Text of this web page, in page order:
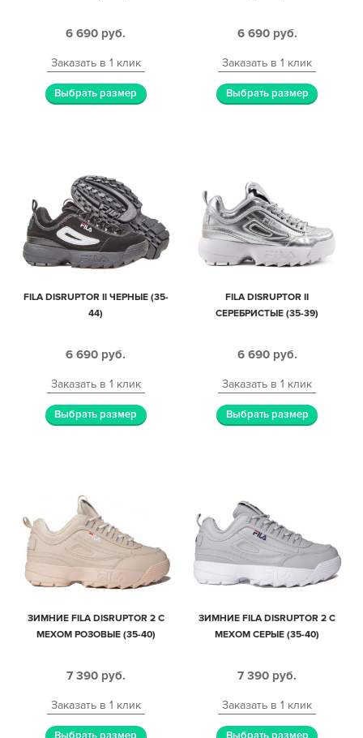
6 690 руб.
Заказать в 1 клик
Выбрать размер
6 690 руб.
Заказать в 1 клик
Выбрать размер
FILA DISRUPTOR II ЧЕРНЫЕ (35-
44)
6 690 руб.
Заказать в 1 клик
Выбрать размер
FILA DISRUPTOR II
СЕРЕБРИСТЫЕ (35-39)
6 690 руб.
Заказать в 1 клик
Выбрать размер
ЗИМНИЕ FILA DISRUPTOR 2 С
МЕХОМ РОЗОВЫЕ (35-40)
7 390 руб.
Заказать в 1 клик
ЗИМНИЕ FILA DISRUPTOR 2 С
МЕХОМ СЕРЫЕ (35-40)
7 390 руб.
Заказать в 1 клик